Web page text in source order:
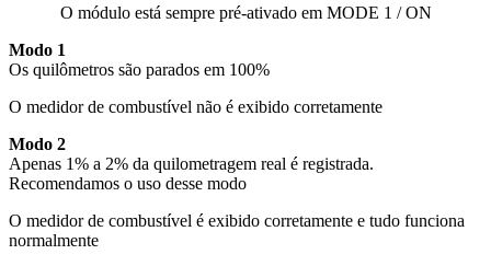
O módulo está sempre pré-ativado em MODE 1 / ON
Modo 1
Os quilômetros são parados em 100%
O medidor de combustível não é exibido corretamente
Modo 2
Apenas 1% a 2% da quilometragem real é registrada.
Recomendamos o uso desse modo
O medidor de combustível é exibido corretamente e tudo funciona
normalmente